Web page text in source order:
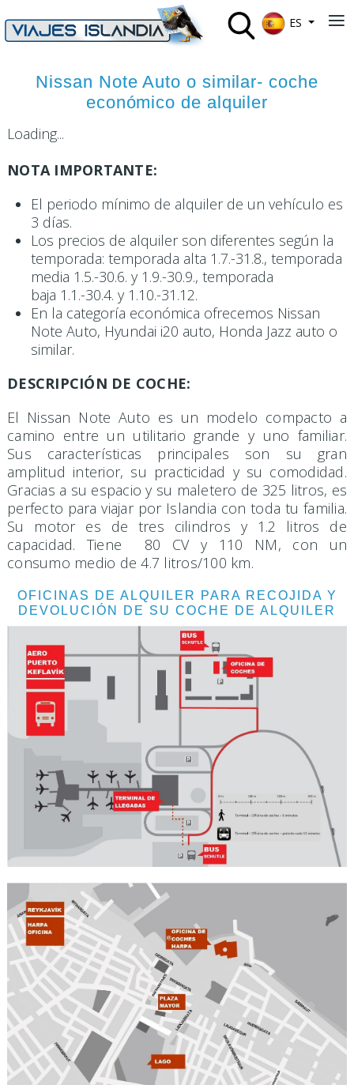
ES
Nissan Note Auto o similar- coche
económico de alquiler
Loading...
NOTA IMPORTANTE:
El periodo mínimo de alquiler de un vehículo es
3 días.
Los precios de alquiler son diferentes según la
temporada: temporada alta 1.7.-31.8., temporada
media 1.5.-30.6. y 1.9.-30.9., temporada
baja 1.1.-30.4. y 1.10.-31.12.
En la categoría económica ofrecemos Nissan
Note Auto, Hyundai i20 auto, Honda Jazz auto o
similar.
DESCRIPCIÓN DE COCHE:
El Nissan Note Auto es un modelo compacto a
camino entre un utilitario grande y uno familiar.
Sus características principales son su gran
amplitud interior, su practicidad y su comodidad.
Gracias a su espacio y su maletero de 325 litros, es
perfecto para viajar por Islandia con toda tu familia.
Su motor es de tres cilindros y 1.2 litros de
capacidad. Tiene 80 CV y 110 NM, con un
consumo medio de 4.7 litros/100 km.
OFICINAS DE ALQUILER PARA RECOJIDA Y
DEVOLUCIÓN DE SU COCHE DE ALQUILER
≡